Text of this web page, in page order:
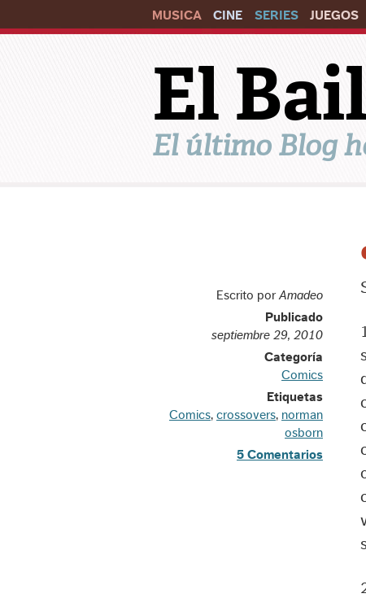
MUSICA CINE SERIES JUEGOS
El
El último Blog
Escrito porAmadeo
Publicado
septiembre 29, 2010
Categoría
Comics
Etiquetas
Comics, crossovers, norman
osborn
5 Comentarios